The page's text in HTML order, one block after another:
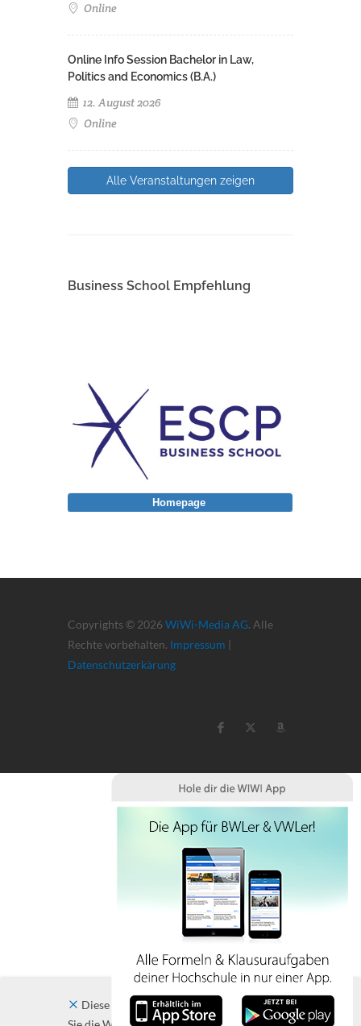
Online
Online Info Session Bachelor in Law,
Politics and Economics (B.A.)
12. August 2026
Online
Alle Veranstaltungen zeigen
Business School Empfehlung
Copyrights © 2026 WiWi-Media AG. Alle
Rechte vorbehalten. Impressum |
Datenschutzerkärung
Diese Website verwendet Cookies. Indem
Homepage